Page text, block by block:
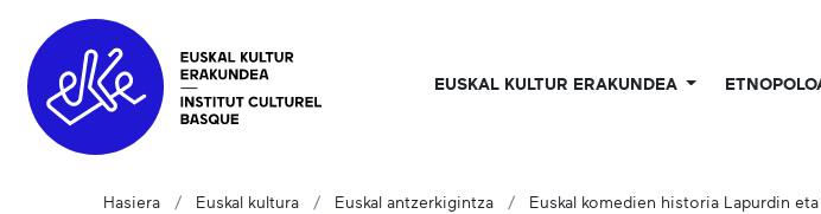
EUSKAL KULTUR ERAKUNDEA
Hasiera Euskal kultura Euskal antzerkigintza Euskal komedien historia Lapurdin eta